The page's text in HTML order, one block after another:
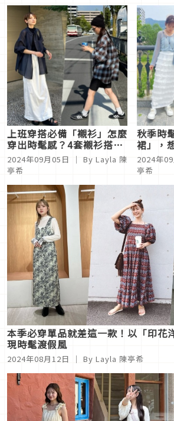
上班穿搭必備「襯衫」怎麼
穿出時髦感？4套襯衫搭配
技巧秒變日系時髦LOOK
2024年09月05日
｜ By Layla 陳
亭希
秋季時
裙」，
日本女
2024年
亭希
本季必穿單品就差這一款！以「印花
現時髦渡假風
2024年08月12日 ｜ By Layla 陳亭希